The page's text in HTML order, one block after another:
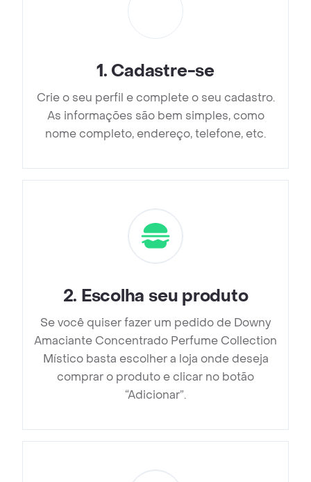
1. Cadastre-se
Crie o seu perfil e complete o seu cadastro.
As informações são bem simples, como
nome completo, endereço, telefone, etc.
2. Escolha seu produto
Se você quiser fazer um pedido de Downy
Amaciante Concentrado Perfume Collection
Místico basta escolher a loja onde deseja
comprar o produto e clicar no botão
“Adicionar”.